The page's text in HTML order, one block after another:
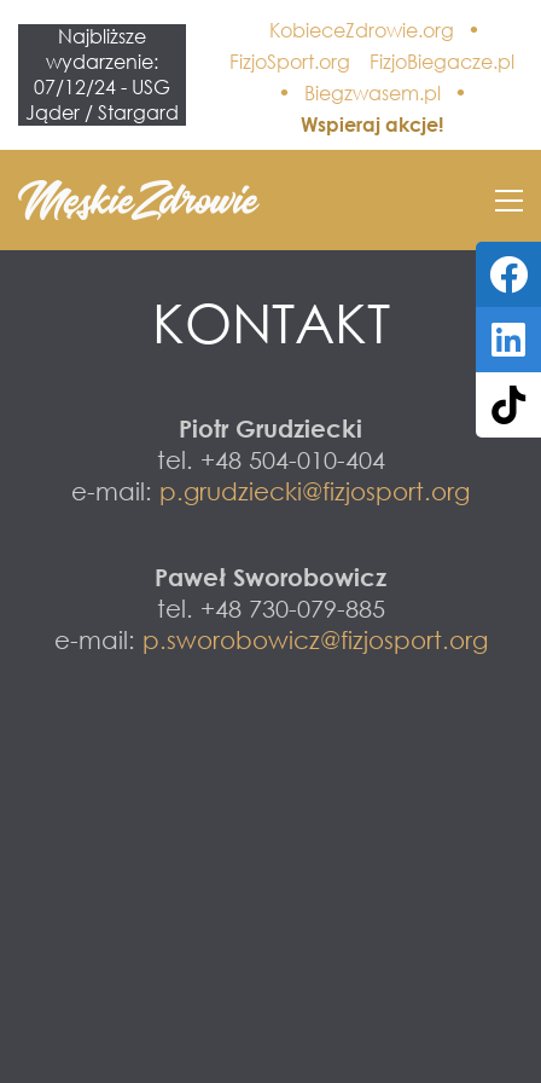
Najbliższe
wydarzenie:
07/12/24 - USG
Jąder / Stargard
KobieceZdrowie.org •
FizjoSport.org FizjoBiegacze.pl
• Biegzwasem.pl •
Wspieraj akcje!
KONTAKT
Piotr Grudziecki
tel. +48 504-010-404
e-mail: p.grudziecki@fizjosport.org
Paweł Sworobowicz
tel. +48 730-079-885
e-mail: p.sworobowicz@fizjosport.org